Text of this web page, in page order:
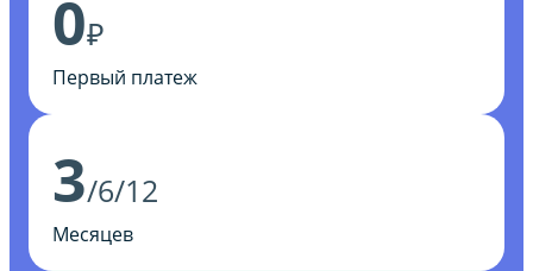
0₽
Первый платеж
3/6/12
Месяцев